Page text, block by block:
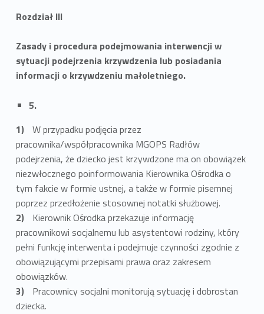
Rozdział III
Zasady i procedura podejmowania interwencji w
sytuacji podejrzenia krzywdzenia lub posiadania
informacji o krzywdzeniu małoletniego.
5.
W przypadku podjęcia przez
pracownika/współpracownika MGOPS Radłów
podejrzenia, że dziecko jest krzywdzone ma on obowiązek
niezwłocznego poinformowania Kierownika Ośrodka o
tym fakcie w formie ustnej, a także w formie pisemnej
poprzez przedłożenie stosownej notatki służbowej.
Kierownik Ośrodka przekazuje informację
pracownikowi socjalnemu lub asystentowi rodziny, który
pełni funkcję interwenta i podejmuje czynności zgodnie z
obowiązującymi przepisami prawa oraz zakresem
obowiązków.
Pracownicy socjalni monitorują sytuację i dobrostan
dziecka.